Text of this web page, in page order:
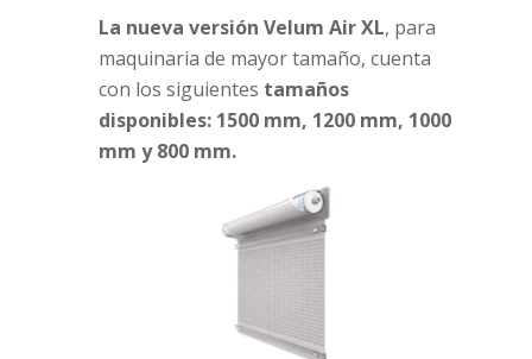
La nueva versión Velum Air XL, para
maquinaria de mayor tamaño, cuenta
con los siguientes tamaños
disponibles: 1500 mm, 1200 mm, 1000
mm y 800 mm.